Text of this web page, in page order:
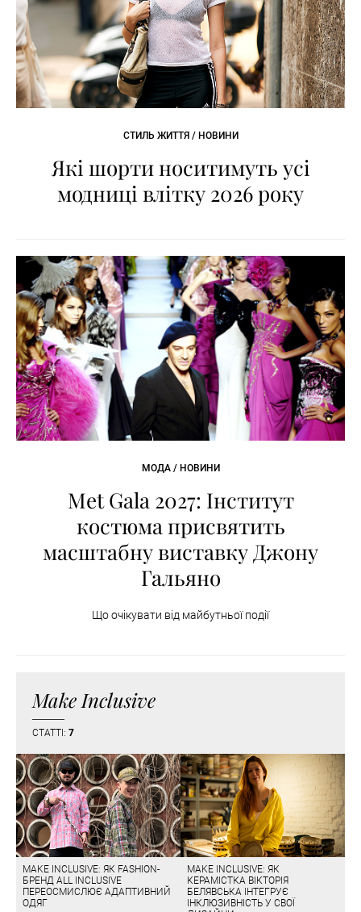
СТИЛЬ ЖИТТЯ / НОВИНИ
Які шорти носитимуть усі
модниці влітку 2026 року
МОДА / НОВИНИ
Met Gala 2027: Інститут
костюма присвятить
масштабну виставку Джону
Гальяно
Що очікувати від майбутньої події
Make Inclusive
СТАТТІ: 7
MAKE INCLUSIVE: ЯК FASHION-
БРЕНД ALL INCLUSIVE
ПЕРЕОСМИСЛЮЄ АДАПТИВНИЙ
ОДЯГ
MAKE INCLUSIVE: ЯК
КЕРАМІСТКА ВІКТОРІЯ
БЕЛЯВСЬКА ІНТЕГРУЄ
ІНКЛЮЗИВНІСТЬ У СВОЇ